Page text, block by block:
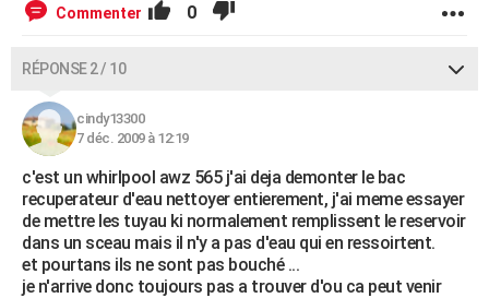
Commenter 0
RÉPONSE 2 / 10
cindy13300
7 déc. 2009 à 12:19
c'est un whirlpool awz 565 j'ai deja demonter le bac
recuperateur d'eau nettoyer entierement, j'ai meme essayer
de mettre les tuyau ki normalement remplissent le reservoir
dans un sceau mais il n'y a pas d'eau qui en ressoirtent.
et pourtans ils ne sont pas bouché ...
je n'arrive donc toujours pas a trouver d'ou ca peut venir